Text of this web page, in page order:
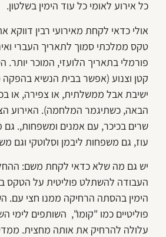
כל אירוע לאומי כל עוד הימין בשלטון.
אולי כדאי לקחת מאירועי רבין דווקא
טקס ממלכתי סמוך לתאריך העברי
פורמלי בתאריך הלועזי, המוכר
קטן וצנוע (אפשר בבית הנשיא
ישיבת אבל ממשלתית, או צפירה, או
הבאה, כשתיגמר המלחמה). האירוע
שרים בכיכר, עם אמנים ומשפחות,. גם
עוז, גם משפחות ליבמן וסלוטקי וגם
יש גם מה שלא כדאי לקחת משם:
העבודה להשתלט פוליטית על הטקס
הימין בהסתה הרחיקה ממנו חצי עם.
פוליטיים כמו "קומו", השותפים לימי
עלולה להרחיק את אותה מחצית.